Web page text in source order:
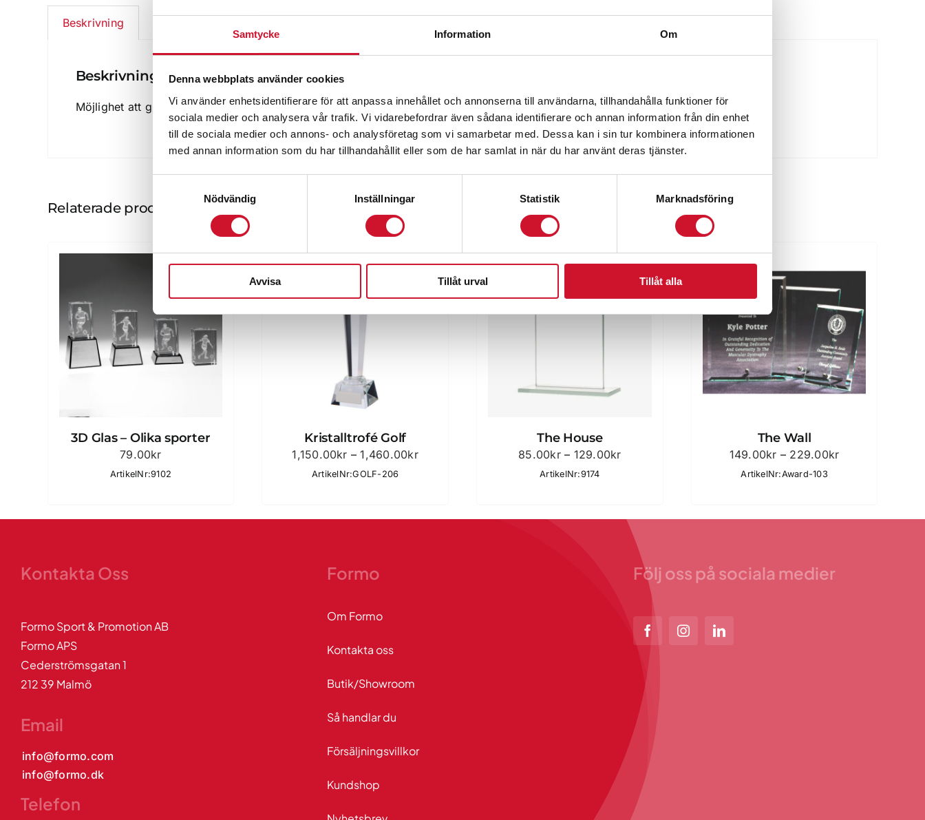
Samtycke Information Om
Denna webbplats använder cookies
Vi använder enhetsidentifierare för att anpassa innehållet och annonserna till användarna, tillhandahålla funktioner för
sociala medier och analysera vår trafik. Vi vidarebefordrar även sådana identifierare och annan information från din enhet
till de sociala medier och annons- och analysföretag som vi samarbetar med. Dessa kan i sin tur kombinera informationen
med annan information som du har tillhandahållit eller som de har samlat in när du har använt deras tjänster.
Nödvändig
Inställningar Statistik Marknadsföring
Avvisa Tillåt urval Tillåt alla
Beskrivning
Beskrivning
Möjlighet att gravera direkt i glaset eller en tryck/graverat rund skylt
Relaterade produkter
3D Glas – Olika sporter
79.00kr
ArtikelNr:9102
Kristalltrofé Golf
1,150.00kr – 1,460.00krPrisintervall:
ArtikelNr:GOLF-206
The House
85.00kr – 129.00krPrisintervall:
ArtikelNr:9174
The Wall
149.00kr – 229.00krPrisintervall:
ArtikelNr:Award-103
Kontakta Oss
Formo Sport & Promotion AB
Formo APS
Cederströmsgatan 1
212 39 Malmö
Email
info@formo.com
info@formo.dk
Telefon
Formo
Om Formo
Kontakta oss
Butik/Showroom
Så handlar du
Försäljningsvillkor
Kundshop
Följ oss på sociala medier